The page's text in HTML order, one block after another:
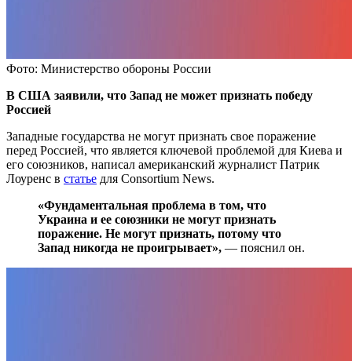
Фото: Министерство обороны России
В США заявили, что Запад не может признать победу
Россией
Западные государства не могут признать свое поражение
перед Россией, что является ключевой проблемой для Киева и
его союзников, написал американский журналист Патрик
Лоуренс в статье для Consortium News.
«Фундаментальная проблема в том, что
Украина и ее союзники не могут признать
поражение. Не могут признать, потому что
Запад никогда не проигрывает», — пояснил он.